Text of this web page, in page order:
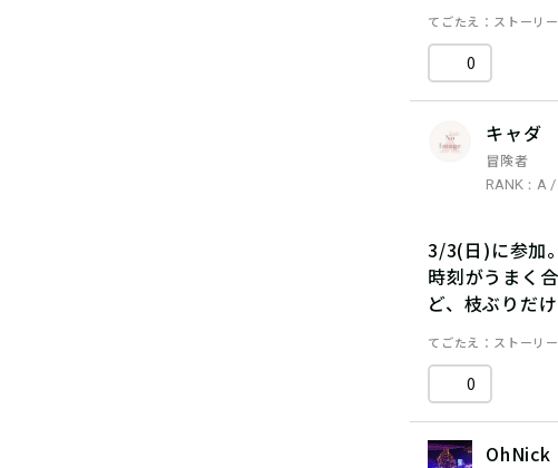
てごたえ ストーリー
0
キャダ
冒険者
RANK：A /
3/3(日)に参加
時刻がうまく
ど、枝ぶりだ
てごたえ ストーリー
0
OhNick